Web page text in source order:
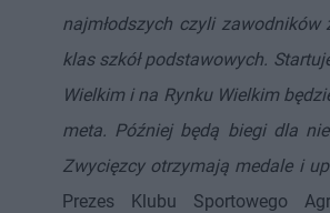
najmłodszych czyli
klas szkół podstawowych.
Wielkim i na Rynku Wielkim
meta. Później będą biegi dla
Zwycięzcy otrzymają medale i
Prezes Klubu Sportowego